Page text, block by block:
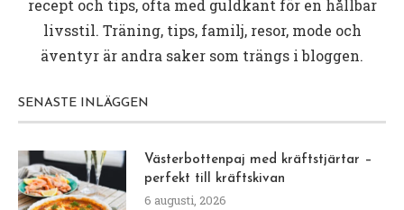
recept och tips, ofta med guldkant för en hållbar
livsstil. Träning, tips, familj, resor, mode och
äventyr är andra saker som trängs i bloggen.
SENASTE INLÄGGEN
Västerbottenpaj med kräftstjärtar –
perfekt till kräftskivan
6 augusti, 2026